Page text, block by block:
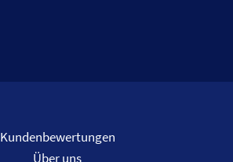
Kundenbewertungen
Über uns